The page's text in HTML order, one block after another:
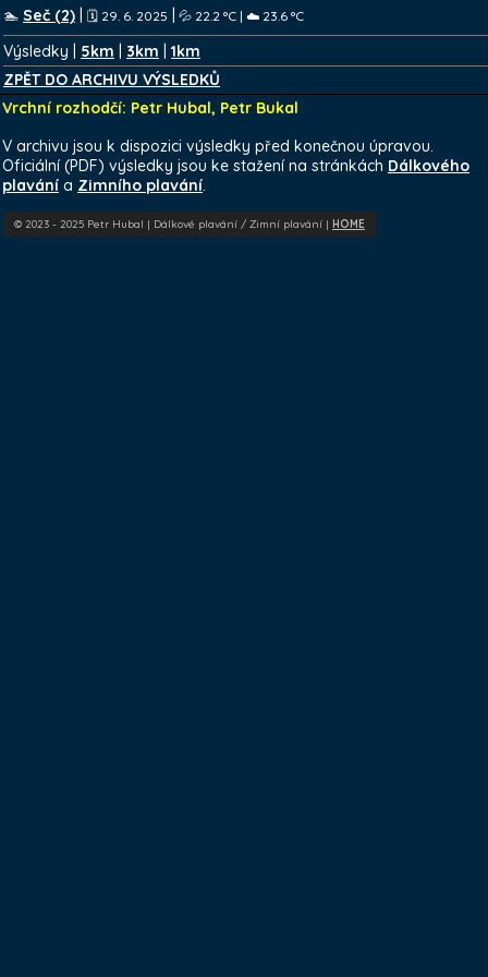
🏊 Seč (2) 🗓️ 29. 6. 2025 💦 22.2 °C | ☁️ 23.6 °C
Výsledky | 5km 3km
1km
ZPĚT DO ARCHIVU VÝSLEDKŮ
Vrchní rozhodčí: Petr Hubal, Petr Bukal
V archivu jsou k dispozici výsledky před konečnou úpravou.
Oficiální (PDF) výsledky jsou ke stažení na stránkách Dálkového
plavání a Zimního plavání.
© 2023 - 2025 Petr Hubal | Dálkové plavání / Zimní plavání | HOME